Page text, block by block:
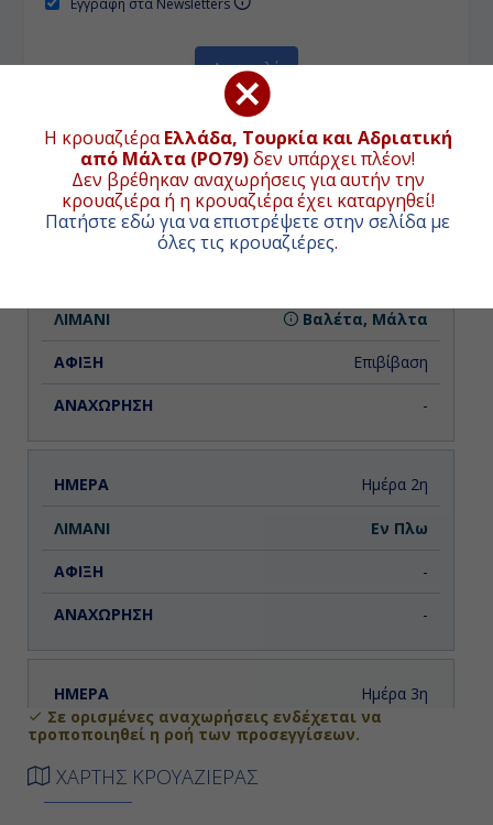
Η κρουαζιέραΕλλάδα, Τουρκία και Αδριατική
από Μάλτα (PO79)δεν υπάρχει πλέον!
Δεν βρέθηκαν αναχωρήσεις για αυτήν την
κρουαζιέρα ή η κρουαζιέρα έχει καταργηθεί!
Πατήστε εδώ για να επιστρέψετε στην σελίδα με
όλες τις κρουαζιέρες.
Εγγραφή στα Newsletters
ΠΡΟΓΡΑΜΜΑ ΚΡΟΥΑΖΙΕΡΑΣ
Βαλέτα, Μάλτα
Επιβίβαση
-
Ημέρα 2η
Εν Πλω
-
-
Ημέρα 3η
Πειραιάς, Ελλάδα
Σε ορισμένες αναχωρήσεις ενδέχεται να
τροποποιηθεί η ροή των προσεγγίσεων.
ΧΑΡΤΗΣ ΚΡΟΥΑΖΙΕΡΑΣ